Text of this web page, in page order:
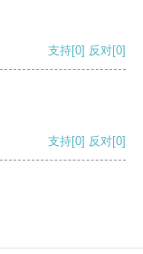
支持[0] 反对[0]
支持[0] 反对[0]